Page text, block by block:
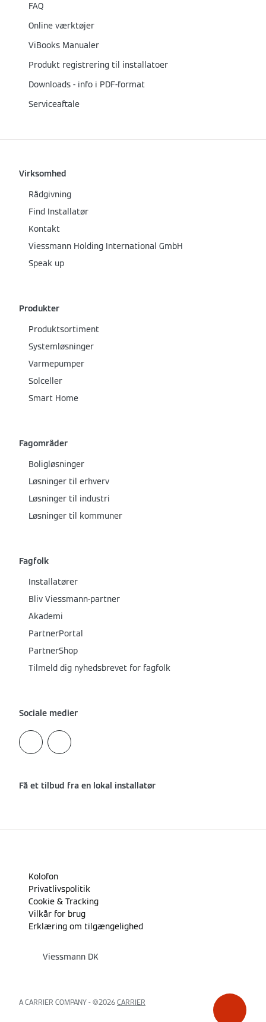
FAQ
Online værktøjer
ViBooks Manualer
Produkt registrering til installatoer
Downloads - info i PDF-format
Serviceaftale
Virksomhed
Rådgivning
Find Installatør
Kontakt
Viessmann Holding International GmbH
Speak up
Produkter
Produktsortiment
Systemløsninger
Varmepumper
Solceller
Smart Home
Fagområder
Boligløsninger
Løsninger til erhverv
Løsninger til industri
Løsninger til kommuner
Fagfolk
Installatører
Bliv Viessmann-partner
Akademi
PartnerPortal
PartnerShop
Tilmeld dig nyhedsbrevet for fagfolk
Sociale medier
Få et tilbud fra en lokal installatør
Kolofon
Privatlivspolitik
Cookie & Tracking
Vilkår for brug
Erklæring om tilgængelighed
Viessmann DK
A CARRIER COMPANY - ©2026 CARRIER